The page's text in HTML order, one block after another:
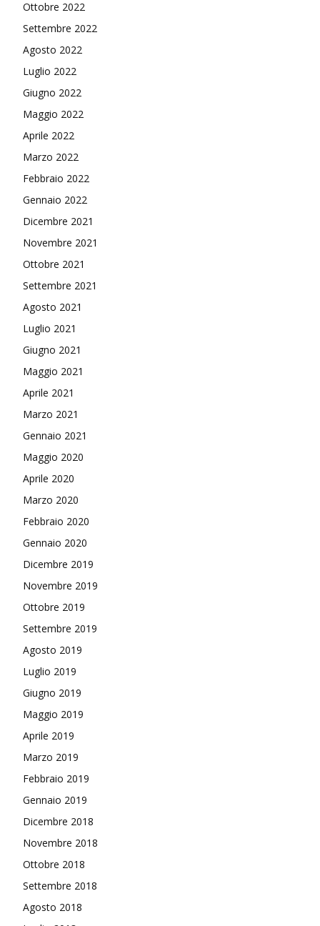
Ottobre 2022
Settembre 2022
Agosto 2022
Luglio 2022
Giugno 2022
Maggio 2022
Aprile 2022
Marzo 2022
Febbraio 2022
Gennaio 2022
Dicembre 2021
Novembre 2021
Ottobre 2021
Settembre 2021
Agosto 2021
Luglio 2021
Giugno 2021
Maggio 2021
Aprile 2021
Marzo 2021
Gennaio 2021
Maggio 2020
Aprile 2020
Marzo 2020
Febbraio 2020
Gennaio 2020
Dicembre 2019
Novembre 2019
Ottobre 2019
Settembre 2019
Agosto 2019
Luglio 2019
Giugno 2019
Maggio 2019
Aprile 2019
Marzo 2019
Febbraio 2019
Gennaio 2019
Dicembre 2018
Novembre 2018
Ottobre 2018
Settembre 2018
Agosto 2018